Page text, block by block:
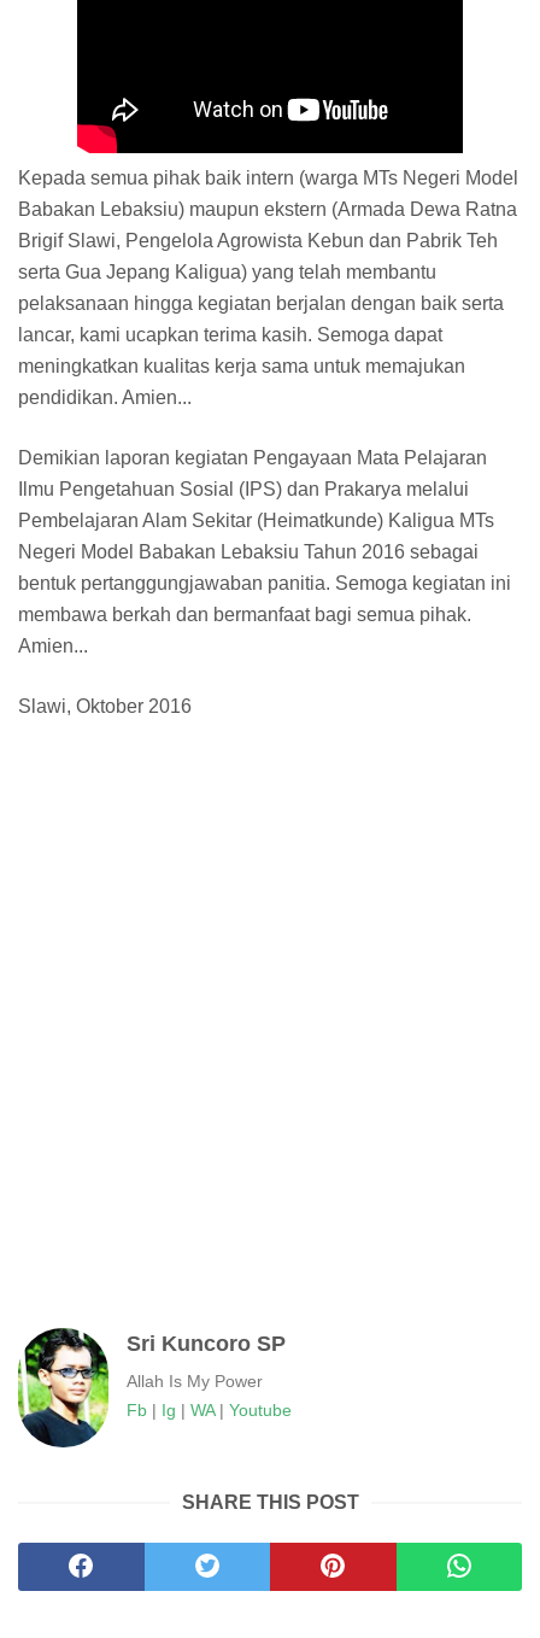
Kepada semua pihak baik intern (warga MTs Negeri Model
Babakan Lebaksiu) maupun ekstern (Armada Dewa Ratna
Brigif Slawi, Pengelola Agrowista Kebun dan Pabrik Teh
serta Gua Jepang Kaligua) yang telah membantu
pelaksanaan hingga kegiatan berjalan dengan baik serta
lancar, kami ucapkan terima kasih. Semoga dapat
meningkatkan kualitas kerja sama untuk memajukan
pendidikan. Amien...
Demikian laporan kegiatan Pengayaan Mata Pelajaran
Ilmu Pengetahuan Sosial (IPS) dan Prakarya melalui
Pembelajaran Alam Sekitar (Heimatkunde) Kaligua MTs
Negeri Model Babakan Lebaksiu Tahun 2016 sebagai
bentuk pertanggungjawaban panitia. Semoga kegiatan ini
membawa berkah dan bermanfaat bagi semua pihak.
Amien...
Slawi, Oktober 2016
Sri Kuncoro SP
Allah Is My Power
Fb | Ig | WA| Youtube
SHARE THIS POST